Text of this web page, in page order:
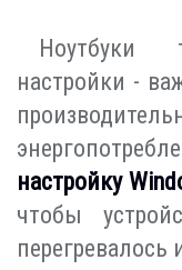
Ноутбуки
настройки -
настройку
чтобы